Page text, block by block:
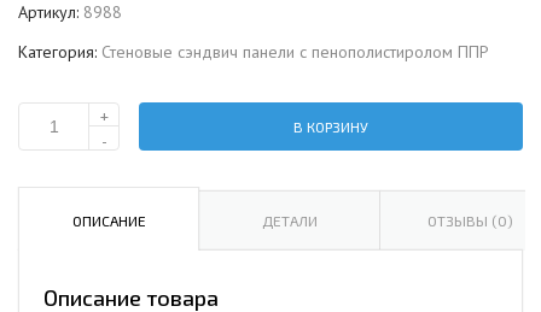
Артикул: 8988
Категория: Стеновые сэндвич панели с пенополистиролом ППР
Количество
сэндвич-
ширина
+
-
В КОРЗИНУ
ОПИСАНИЕ ДЕТАЛИ ОТЗЫВЫ (0)
Описание товара